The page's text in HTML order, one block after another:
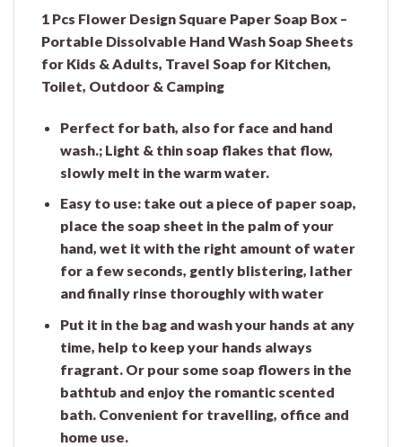
1 Pcs Flower Design Square Paper Soap Box –
Portable Dissolvable Hand Wash Soap Sheets
for Kids & Adults, Travel Soap for Kitchen,
Toilet, Outdoor & Camping
Perfect for bath, also for face and hand
wash.; Light & thin soap flakes that flow,
slowly melt in the warm water.
Easy to use: take out a piece of paper soap,
place the soap sheet in the palm of your
hand, wet it with the right amount of water
for a few seconds, gently blistering, lather
and finally rinse thoroughly with water
Put it in the bag and wash your hands at any
time, help to keep your hands always
fragrant. Or pour some soap flowers in the
bathtub and enjoy the romantic scented
bath. Convenient for travelling, office and
home use.